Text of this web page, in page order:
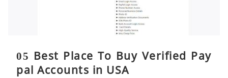
05 Best Place To Buy Verified Pay
pal Accounts in USA